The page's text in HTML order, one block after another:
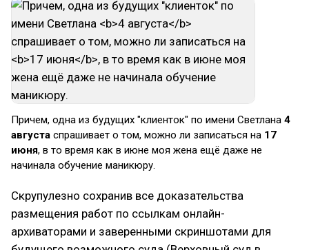
Причем, одна из будущих "клиенток" по имени Светлана 4
августа спрашивает о том, можно ли записаться на 17
июня, в то время как в июне моя жена ещё даже не
начинала обучение маникюру.
Скрупулезно сохранив все доказательства
размещения работ по ссылкам онлайн-
архиваторами и заверенными скриншотами для